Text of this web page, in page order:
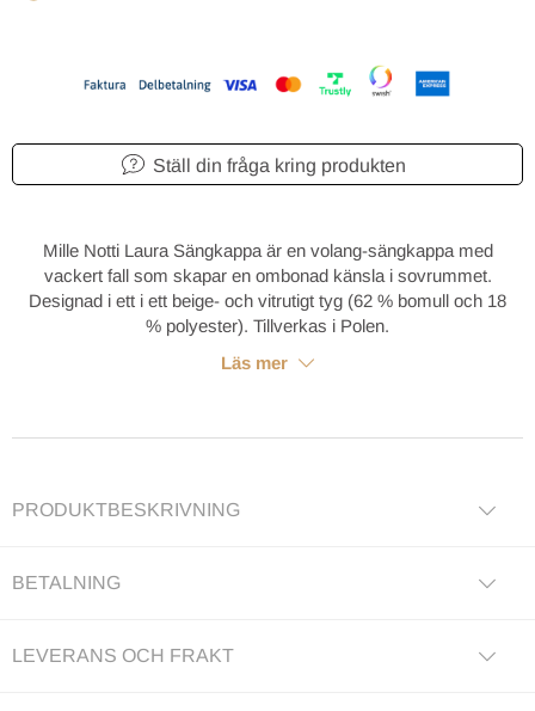
Ställ din fråga kring produkten
Mille Notti Laura Sängkappa är en volang-sängkappa med
vackert fall som skapar en ombonad känsla i sovrummet.
Designad i ett i ett beige- och vitrutigt tyg (62 % bomull och 18
% polyester). Tillverkas i Polen.
Läs mer
PRODUKTBESKRIVNING
BETALNING
LEVERANS OCH FRAKT